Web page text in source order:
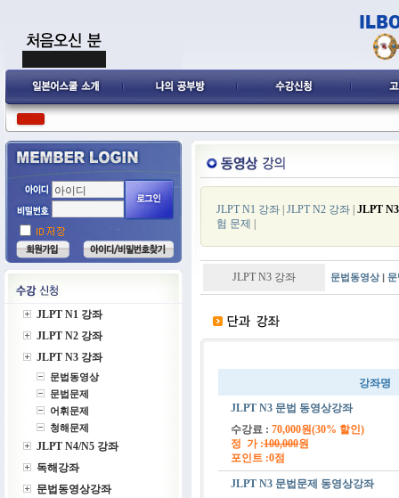
JLPT N1 강좌
JLPT N2 강좌
JLPT N3 강좌
문법동영상
문법문제
어휘문제
청해문제
JLPT N4/N5 강좌
독해강좌
문법동영상강좌
JLPT N1 강좌| JLPT N2 강좌| JLPT
험 문제
JLPT N3 강좌 문법동영상| 문
강좌명
JLPT N3 문법 동영상강좌
수강료 : 70,000원(30% 할인)
정 가 :100,000원
포인트 :0점
JLPT N3 문법문제 동영상강좌